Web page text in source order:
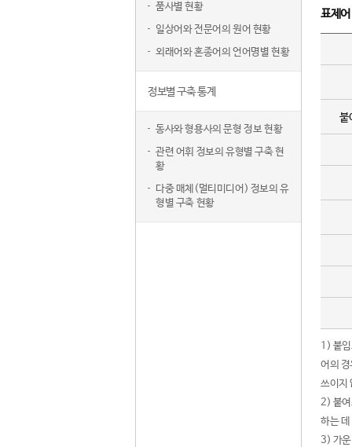
품사별 현황
일상어와 전문어의 원어 현황
외래어와 혼종어의 언어명별 현황
정보별 구축 통계
동사와 형용사의 문형 정보 현황
관련 어휘 정보의 유형별 구축 현
황
다중 매체(멀티미디어) 정보의 유
형별 구축 현황
표제
붙
1) 붙
어의
쓰이지
2) 붙여
하는
3) 가운